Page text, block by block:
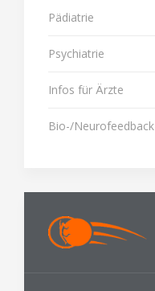
Pädiatrie
Psychiatrie
Infos für Ärzte
Bio-/Neurofeedback